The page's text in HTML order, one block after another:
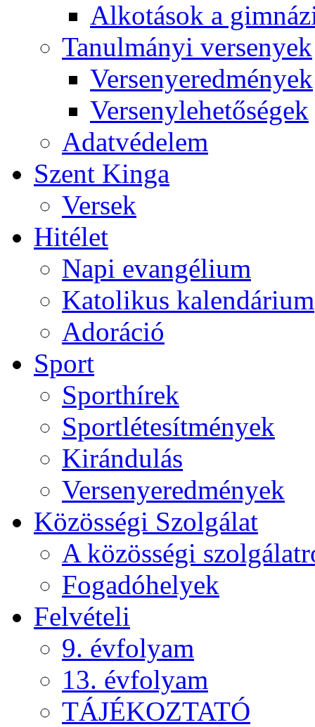
Alkotások a
Tanulmányi versenyek
Versenyeredmények
Versenylehetőségek
Adatvédelem
Szent Kinga
Versek
Hitélet
Napi evangélium
Katolikus kalendárium
Adoráció
Sport
Sporthírek
Sportlétesítmények
Kirándulás
Versenyeredmények
Közösségi Szolgálat
A közösségi
Fogadóhelyek
Felvételi
9. évfolyam
13. évfolyam
TÁJÉKOZTATÓ